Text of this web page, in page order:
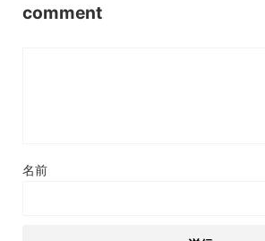
comment
名前